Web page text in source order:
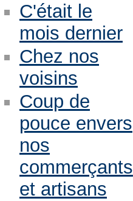
C'était le
mois dernier
Chez nos
voisins
Coup de
pouce envers
nos
commerçants
et artisans